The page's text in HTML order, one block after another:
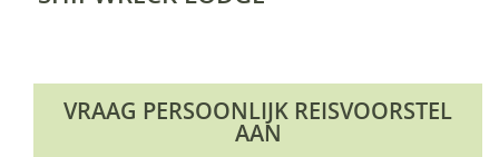
VRAAG PERSOONLIJK REISVOORSTEL
AAN